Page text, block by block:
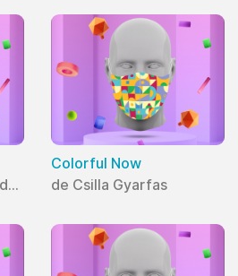
de Geru Andreea-Teodora
Colorful Now
de Csilla Gyarfas